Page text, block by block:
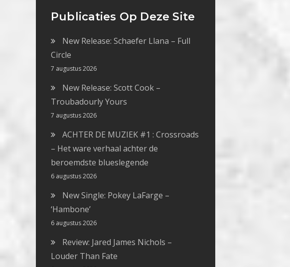
Publicaties Op Deze Site
New Release: Schaefer Llana – Full
Circle
7 augustus 2026
New Release: Scott Cook –
Troubadourly Yours
7 augustus 2026
ACHTER DE MUZIEK #1 : Crossroads
– Het ware verhaal achter de
beroemdste blueslegende
6 augustus 2026
New Single: Pokey LaFarge –
‘Hambone’
6 augustus 2026
Review: Jared James Nichols –
Louder Than Fate